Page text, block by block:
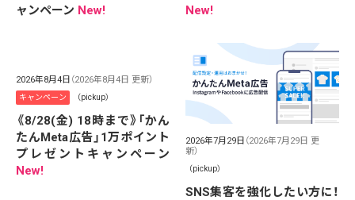
ャンペーン New!
New!
2026年8月4日 （2026年8月4日 更新）
キャンペーン （pickup）
《8/28(金) 18時まで》「かん
たんMeta広告」1万ポイント
プレゼントキャンペーン
New!
2026年7月29日 （2026年7月29日 更
新）
（pickup）
SNS集客を強化したい方に！